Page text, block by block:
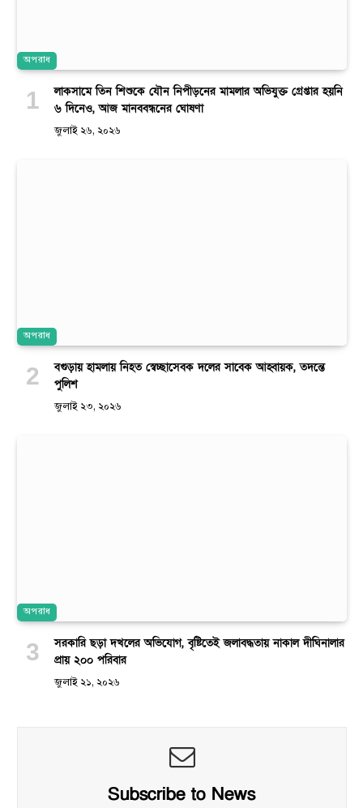
অপরাধ
লাকসামে তিন শিশুকে যৌন নিপীড়নের মামলার অভিযুক্ত গ্রেপ্তার হয়নি
৬ দিনেও, আজ মানববন্ধনের ঘোষণা
জুলাই ২৬, ২০২৬
অপরাধ
বগুড়ায় হামলায় নিহত স্বেচ্ছাসেবক দলের সাবেক আহ্বায়ক, তদন্তে
পুলিশ
জুলাই ২৩, ২০২৬
অপরাধ
সরকারি ছড়া দখলের অভিযোগ, বৃষ্টিতেই জলাবদ্ধতায় নাকাল দীঘিনালার
প্রায় ২০০ পরিবার
জুলাই ২১, ২০২৬
Subscribe to News